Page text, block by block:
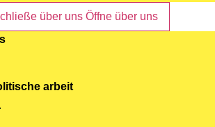
über uns Öffne über uns
arbeit